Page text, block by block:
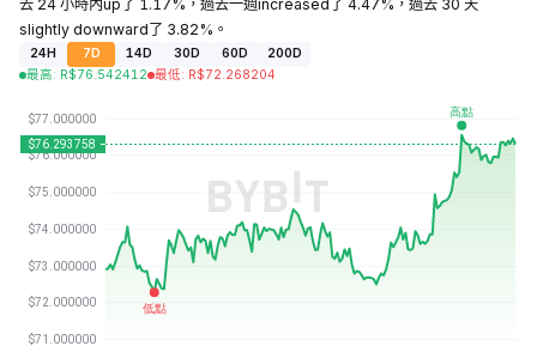
去 24 小時內up了 1.17%，過去一週increased了 4.47%，過去 30 天
slightly downward了 3.82%。
24H 7D 14D 30D 60D
200D
最高: R$76.542412 最低: R$72.268204
最近更新時間：2026-08-09 12:45 (GMT+0)
歷史最高價格